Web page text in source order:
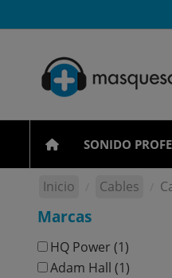
SONIDO
Inicio Cables
Marcas
HQ Power (1)
Adam Hall (1)